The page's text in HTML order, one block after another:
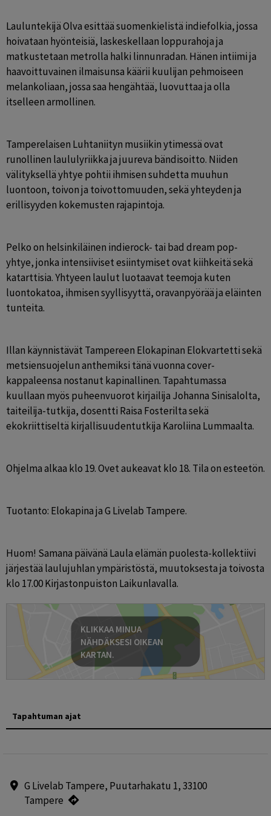
Lauluntekijä Olva esittää suomenkielistä indiefolkia, jossa
hoivataan hyönteisiä, laskeskellaan loppurahoja ja
matkustetaan metrolla halki linnunradan. Hänen intiimi ja
haavoittuvainen ilmaisunsa käärii kuulijan pehmoiseen
melankoliaan, jossa saa hengähtää, luovuttaa ja olla
itselleen armollinen.
Tamperelaisen Luhtaniityn musiikin ytimessä ovat
runollinen laululyriikka ja juureva bändisoitto. Niiden
välityksellä yhtye pohtii ihmisen suhdetta muuhun
luontoon, toivon ja toivottomuuden, sekä yhteyden ja
erillisyyden kokemusten rajapintoja.
Pelko on helsinkiläinen indierock- tai bad dream pop-
yhtye, jonka intensiiviset esiintymiset ovat kiihkeitä sekä
katarttisia. Yhtyeen laulut luotaavat teemoja kuten
luontokatoa, ihmisen syyllisyyttä, oravanpyörää ja eläinten
tunteita.
Illan käynnistävät Tampereen Elokapinan Elokvartetti sekä
metsiensuojelun anthemiksi tänä vuonna cover-
kappaleensa nostanut kapinallinen. Tapahtumassa
kuullaan myös puheenvuorot kirjailija Johanna Sinisalolta,
taiteilija-tutkija, dosentti Raisa Fosterilta sekä
ekokriittiseltä kirjallisuudentutkija Karoliina Lummaalta.
Ohjelma alkaa klo 19. Ovet aukeavat klo 18. Tila on esteetön.
Tuotanto: Elokapina ja G Livelab Tampere.
Huom! Samana päivänä Laula elämän puolesta-kollektiivi
järjestää laulujuhlan ympäristöstä, muutoksesta ja toivosta
klo 17.00 Kirjastonpuiston Laikunlavalla.
KLIKKAA MINUA
NÄHDÄKSESI OIKEAN
KARTAN.
Tapahtuman ajat
G Livelab Tampere, Puutarhakatu 1, 33100
Tampere